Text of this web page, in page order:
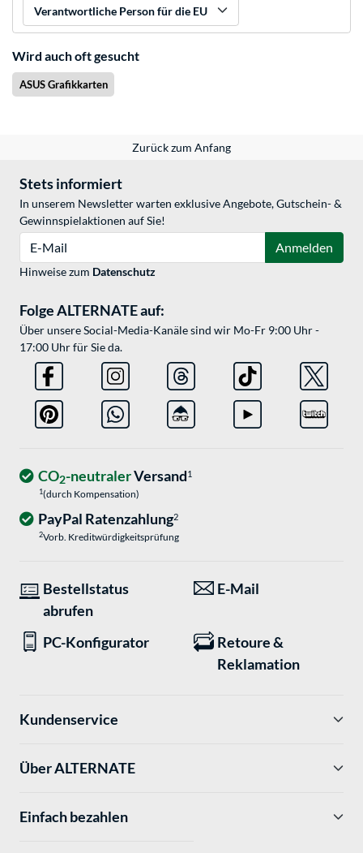
Verantwortliche Person für die EU
Wird auch oft gesucht
ASUS Grafikkarten
Zurück zum Anfang
Stets informiert
In unserem Newsletter warten exklusive Angebote, Gutschein- &
Gewinnspielaktionen auf Sie!
Anmelden
Hinweise zum Datenschutz
Folge ALTERNATE auf:
Über unsere Social-Media-Kanäle sind wir Mo-Fr 9:00 Uhr -
17:00 Uhr für Sie da.
CO2-neutralerVersand1
1(durch Kompensation)
PayPal Ratenzahlung2
2Vorb. Kreditwürdigkeitsprüfung
Bestellstatus
abrufen
E-Mail
PC-Konfigurator
Retoure &
Reklamation
Kundenservice
Über ALTERNATE
Einfach bezahlen